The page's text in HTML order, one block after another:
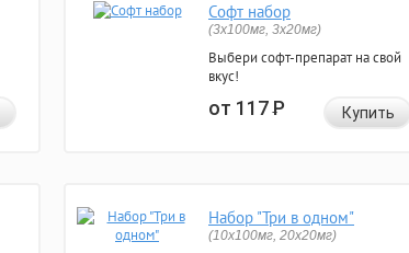
Софт набор
(3x100мг, 3x20мг)
Выбери софт-препарат на свой
вкус!
от 117Р Купить
Набор "Три в одном"
(10x100мг, 20x20мг)